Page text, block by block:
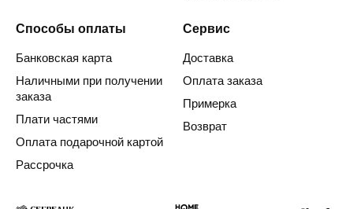
Способы оплаты
Банковская карта
Наличными при получении
заказа
Плати частями
Оплата подарочной картой
Рассрочка
Сервис
Доставка
Оплата заказа
Примерка
Возврат